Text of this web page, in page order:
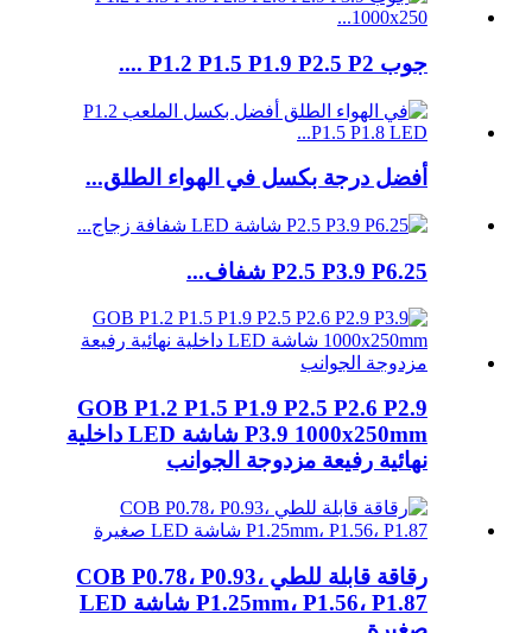
جوب P1.2 P1.5 P1.9 P2.5 P2 ....
أفضل درجة بكسل في الهواء الطلق...
P2.5 P3.9 P6.25 شفاف...
GOB P1.2 P1.5 P1.9 P2.5 P2.6 P2.9
P3.9 1000x250mm شاشة LED داخلية
نهائية رفيعة مزدوجة الجوانب
رقاقة قابلة للطي COB P0.78، P0.93،
P1.25mm، P1.56، P1.87 شاشة LED